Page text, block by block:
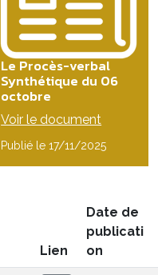
Le Procès-verbal
Synthétique du 06
octobre
Voir le document
Publié le 17/11/2025
Lien
Date de
publicati
on